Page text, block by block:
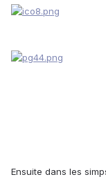
Ensuite dans les